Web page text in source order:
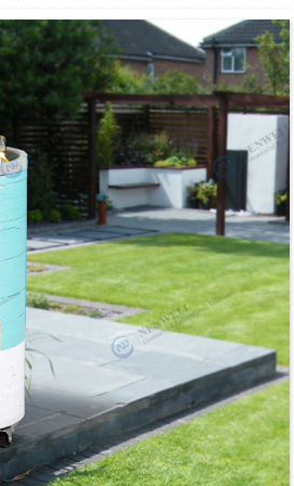
carnavals o altres esdeveniments
2 °C i 10 °C.
durant diverses hores.
ubicar-lo a qualsevol lloc.
amb el vostre logotip i patrons.
ajudar a promocionar la imatge de la
aïllament tèrmic.
la neteja i el reemplaçament.
el moviment.